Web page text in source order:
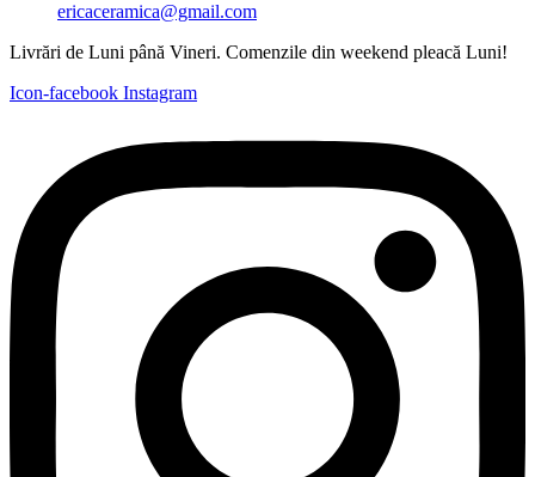
ericaceramica@gmail.com
Livrări de Luni până Vineri. Comenzile din weekend pleacă Luni!
Icon-facebook Instagram